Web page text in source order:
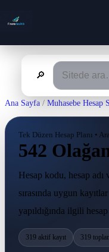
🔎
Ana Sayfa / Muhasebe Hesap
Tek Düzen Hesap Planı •
542
Hesap kodu, hesap
sırasında uygun
yapıldığında ilgili
319 aktif kayıt 319